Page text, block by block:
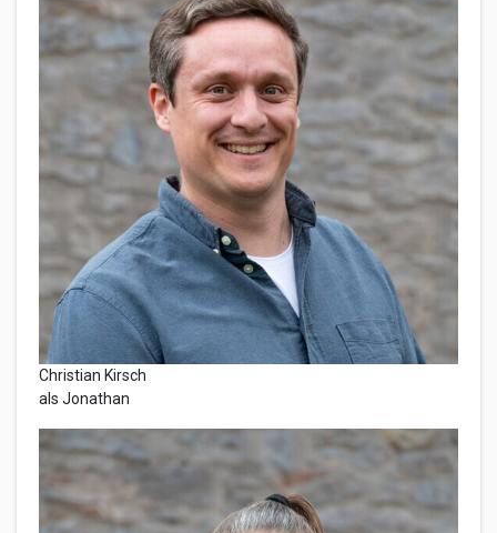
Christian Kirsch
als Jonathan